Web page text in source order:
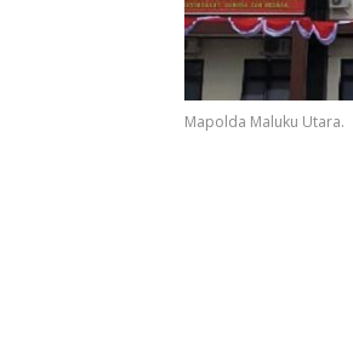
Mapolda Maluku Utara.